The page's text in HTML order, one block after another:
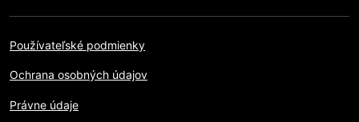
Používateľské podmienky
Ochrana osobných údajov
Právne údaje